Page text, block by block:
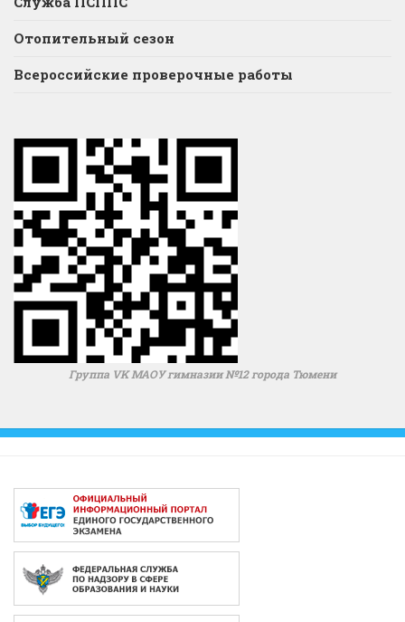
Отопительный сезон
Всероссийские проверочные работы
Группа VK МАОУ гимназии №12 города Тюмени